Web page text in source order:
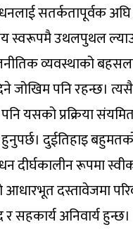
सतर्कतापूर्वक
स्वरूपमै उथलपुथल
व्यवस्थाको
जोखिम पनि रहन्छ।
यसको प्रक्रिया
दुईतिहाइ
दीर्घकालीन रूपमा
दस्तावेजमा
सहकार्य अनिवार्य हुन्छ।